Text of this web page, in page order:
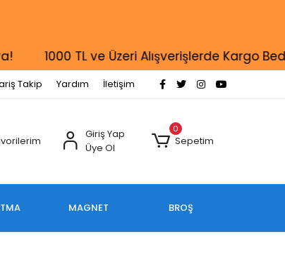
1000 TL ve Üzeri Alışverişlerde Kargo Bedava!
Takip Yardım İletişim
Giriş Yap
Üye Ol
0
Sepetim
MAGNET BROŞ